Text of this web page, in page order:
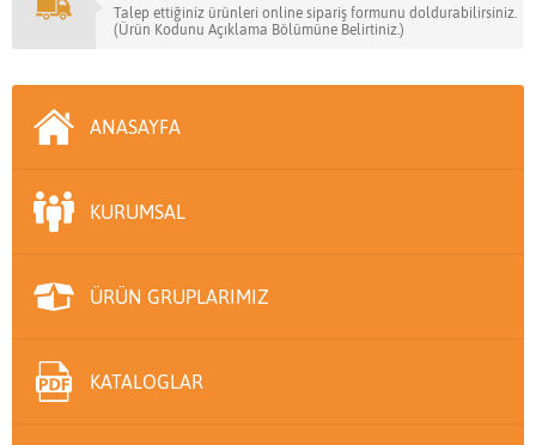
Talep ettiğiniz ürünleri online sipariş formunu doldurabilirsiniz.
(Ürün Kodunu Açıklama Bölümüne Belirtiniz.)
ANASAYFA
KURUMSAL
ÜRÜN GRUPLARIMIZ
KATALOGLAR